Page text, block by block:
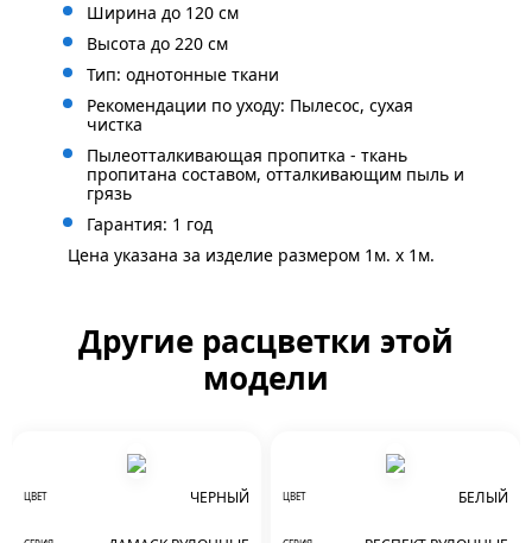
Ширина до 120 см
Высота до 220 см
Тип: однотонные ткани
Рекомендации по уходу: Пылесос, сухая
чистка
Пылеотталкивающая пропитка - ткань
пропитана составом, отталкивающим пыль и
грязь
Гарантия: 1 год
Цена указана за изделие размером 1м. x 1м.
Другие расцветки этой
модели
ЦВЕТ ЧЕРНЫЙ ЦВЕТ БЕЛЫЙ